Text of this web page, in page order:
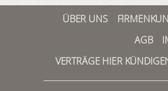
ÜBER UNS
AGB
VERTRÄGE HIER